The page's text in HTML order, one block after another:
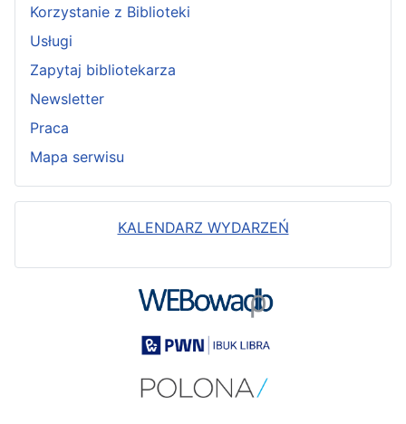
Korzystanie z Biblioteki
Usługi
Zapytaj bibliotekarza
Newsletter
Praca
Mapa serwisu
KALENDARZ WYDARZEŃ